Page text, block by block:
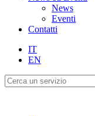
News
Eventi
Contatti
IT
EN